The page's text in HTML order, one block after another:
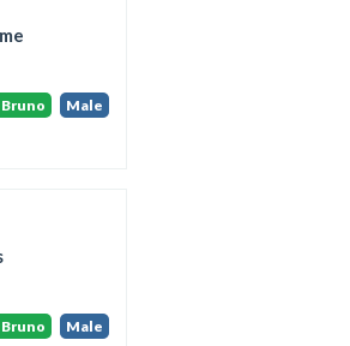
Male
Male